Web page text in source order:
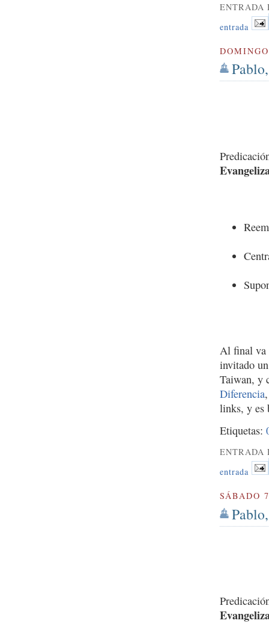
ENTRADA
entrada
Al final va
invitado
Taiwan, y
Diferencia
links, y es
Etiquetas:
ENTRADA
entrada
SÁBADO